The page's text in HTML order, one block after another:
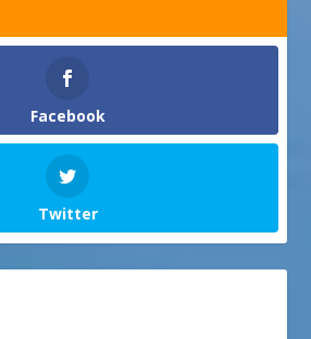
Facebook
Twitter